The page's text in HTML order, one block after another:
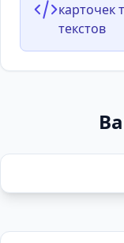
карточек
текстов